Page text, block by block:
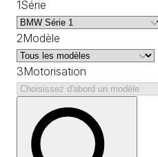
1Série
2Modèle
3Motorisation